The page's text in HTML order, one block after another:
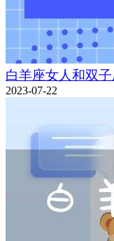
白羊座女人和双
2023-07-22